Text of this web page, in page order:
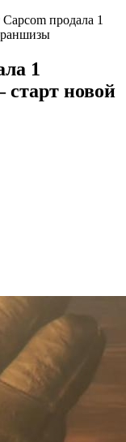
Capcom продала 1
1
новой